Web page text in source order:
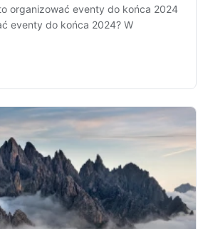
organizować eventy do końca 2024
eventy do końca 2024? W